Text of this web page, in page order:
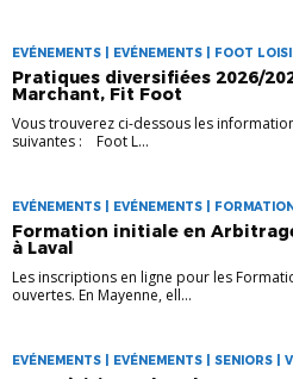
EVÉNEMENTS | EVÉNEMENTS | FOOT
Pratiques diversifiées 2026/
Marchant, Fit Foot
Vous trouverez ci-dessous les
suivantes : Foot L...
EVÉNEMENTS | EVÉNEMENTS |
Formation initiale en
à Laval
Les inscriptions en ligne pour les
ouvertes. En Mayenne, ell...
EVÉNEMENTS | EVÉNEMENTS | SENIORS |